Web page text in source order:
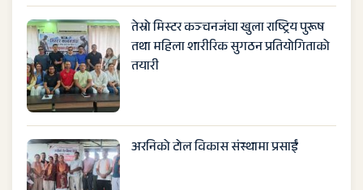
तेस्रो मिस्टर कञ्चनजंघा खुला राष्ट्रिय पुरूष
तथा महिला शारीरिक सुगठन प्रतियोगिताको
तयारी
अरनिको टोल विकास संस्थामा प्रसाईं